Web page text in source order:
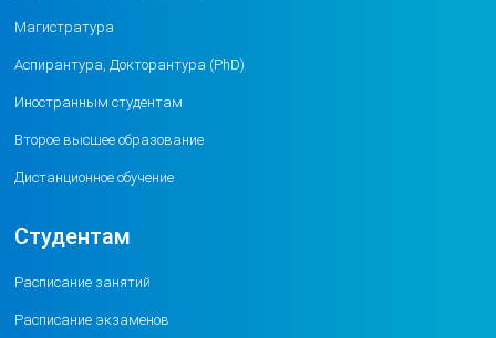
Магистратура
Аспирантура, Докторантура (PhD)
Иностранным студентам
Второе высшее образование
Дистанционное обучение
Студентам
Расписание занятий
Расписание экзаменов